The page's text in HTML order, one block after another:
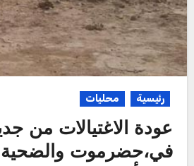
رئيسية محليات
عودة الاغتيالات من
في،حضرموت والضحية